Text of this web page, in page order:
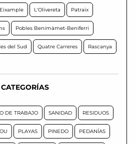
L'Olivereta Patraix
Pobles Benimàmet-Beniferri
del Sud Quatre Carreres Rascanya
CATEGORÍAS
DE TRABAJO SANIDAD RESIDUOS
PLAYAS PINEDO PEDANÍAS